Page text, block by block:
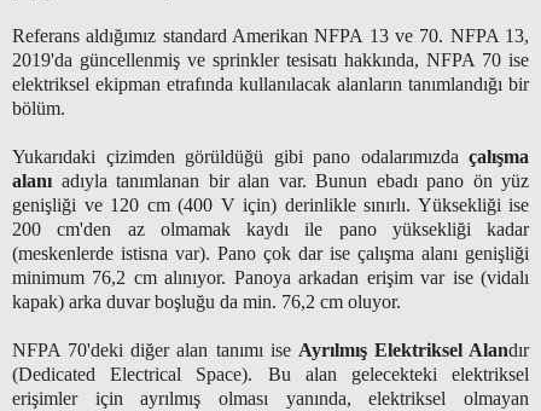
Referans aldığımız standard Amerikan NFPA 13 ve 70. NFPA 13,
2019'da güncellenmiş ve sprinkler tesisatı hakkında, NFPA 70 ise
elektriksel ekipman etrafında kullanılacak alanların tanımlandığı bir
bölüm.
Yukarıdaki çizimden görüldüğü gibi pano odalarımızda çalışma
alanı adıyla tanımlanan bir alan var. Bunun ebadı pano ön yüz
genişliği ve 120 cm (400 V için) derinlikle sınırlı. Yüksekliği ise
200 cm'den az olmamak kaydı ile pano yüksekliği kadar
(meskenlerde istisna var). Pano çok dar ise çalışma alanı genişliği
minimum 76,2 cm alınıyor. Panoya arkadan erişim var ise (vidalı
kapak) arka duvar boşluğu da min. 76,2 cm oluyor.
NFPA 70'deki diğer alan tanımı ise Ayrılmış Elektriksel Alandır
(Dedicated Electrical Space). Bu alan gelecekteki elektriksel
erişimler için ayrılmış olması yanında, elektriksel olmayan